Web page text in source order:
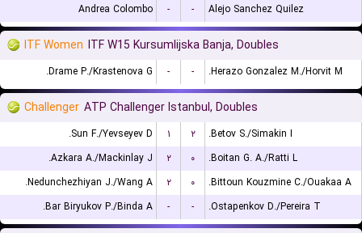
Andrea Colombo
- - Alejo Sanchez Quilez
ITF Women ITF W15 Kursumlijska Banja, Doubles
Drame P./Krastenova G. - - Herazo Gonzalez M./Horvit M.
Challenger ATP Challenger Istanbul, Doubles
Sun F./Yevseyev D. ۱ ۲
Betov S./Simakin I.
Azkara A./Mackinlay J.
۲ ۰
Boitan G. A./Ratti L.
Nedunchezhiyan J./Wang A.
۲ ۰
Bittoun Kouzmine C./Ouakaa A.
Bar Biryukov P./Binda A.
- - Ostapenkov D./Pereira T.